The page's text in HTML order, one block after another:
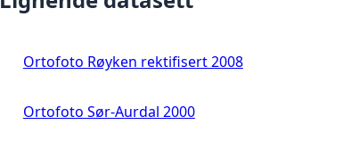
Ortofoto Røyken rektifisert 2008
Ortofoto Sør-Aurdal 2000